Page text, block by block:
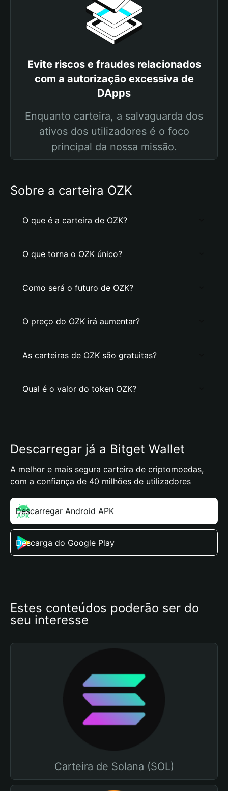
Evite riscos e fraudes relacionados
com a autorização excessiva de
DApps
Enquanto carteira, a salvaguarda dos
ativos dos utilizadores é o foco
principal da nossa missão.
Sobre a carteira OZK
O que é a carteira de OZK?
O que torna o OZK único?
Como será o futuro de OZK?
O preço do OZK irá aumentar?
As carteiras de OZK são gratuitas?
Qual é o valor do token OZK?
Descarregar já a Bitget Wallet
A melhor e mais segura carteira de criptomoedas,
com a confiança de 40 milhões de utilizadores
Descarregar Android APK
Descarga do Google Play
Estes conteúdos poderão ser do
seu interesse
Carteira de Solana (SOL)